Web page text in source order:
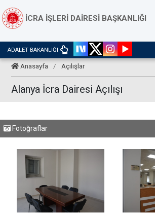
İCRA İŞLERİ DAİRESİ BAŞKANLIĞI
ADALET BAKANLIĞI
Anasayfa / Açılışlar
Alanya İcra Dairesi Açılışı
Fotoğraflar